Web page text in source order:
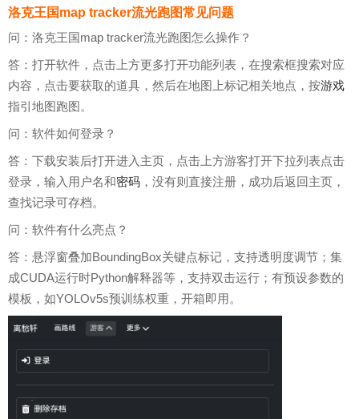
洛克王国map tracker流光跑图常见问题
问：洛克王国map tracker流光跑图怎么操作？
答：打开软件，点击上方更多打开功能列表，在搜索框搜索对应
内容，点击要获取的道具，然后在地图上标记相关地点，按游戏
指引地图跑图。
问：软件如何登录？
答：下载安装后打开进入主页，点击上方游客打开下拉列表点击
登录，输入用户名和密码 ，没有则直接注册，成功后返回主页，
查找记录可存档。
问：软件有什么亮点？
答：悬浮窗叠加BoundingBox关键点标记，支持透明度调节；集
成CUDA运行时Python解释器等，支持双击运行；有预设参数的
模板，如YOLOv5s预训练权重，开箱即用。